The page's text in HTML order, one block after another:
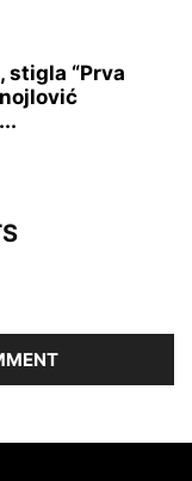
stigla “Prva